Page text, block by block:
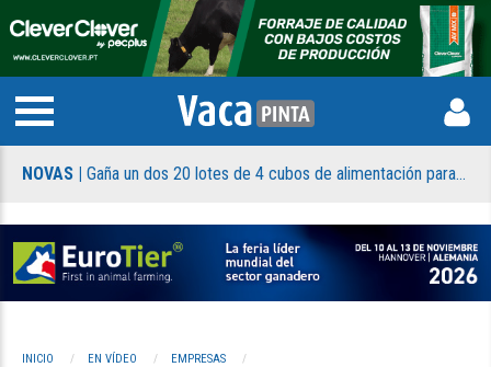
NOVAS | Gaña un dos 20 lotes de 4 cubos de alimentación para xatos de Holm & Laue que sorteamos
INICIO EN VÍDEO EMPRESAS